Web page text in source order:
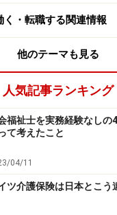
・転職する関連情報
他のテーマも見る
人気記事ランキング
福祉士を実務経験なし
て考えたこと
04/11
ツ介護保険は日本とこう